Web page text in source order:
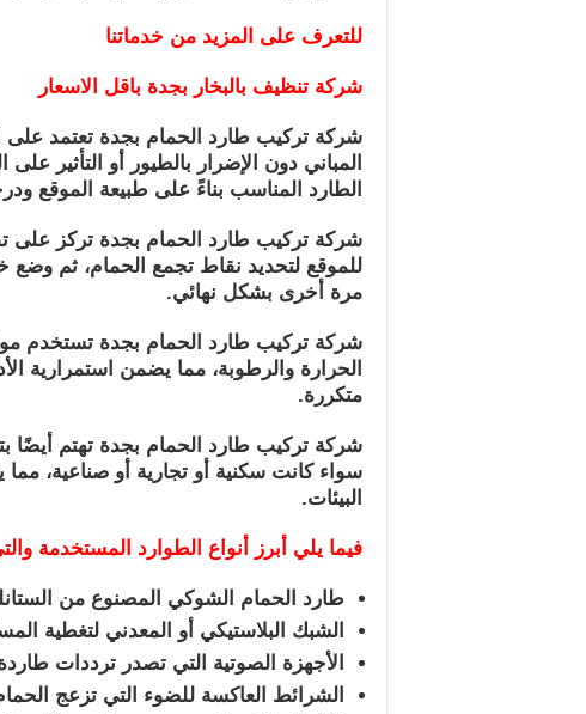
للتعرف على المزيد من خدماتنا
شركة تنظيف بالبخار بجدة باقل الاسعار
شركة تركيب طارد الحمام بجدة تعتمد
المباني دون الإضرار بالطيور أو التأثير
الطارد المناسب بناءً على طبيعة الموقع
شركة تركيب طارد الحمام بجدة تركز على
للموقع لتحديد نقاط تجمع الحمام، ثم
مرة أخرى بشكل نهائي.
شركة تركيب طارد الحمام بجدة تستخدم
الحرارة والرطوبة، مما يضمن استمرارية
متكررة.
شركة تركيب طارد الحمام بجدة تهتم أيضًا
سواء كانت سكنية أو تجارية أو صناعية،
البيئات.
فيما يلي أبرز أنواع الطوارد المستخدمة
طارد الحمام الشوكي المصنوع من
الشبك البلاستيكي أو المعدني لتغطية
الأجهزة الصوتية التي تصدر ترددات
الشرائط العاكسة للضوء التي تزعج